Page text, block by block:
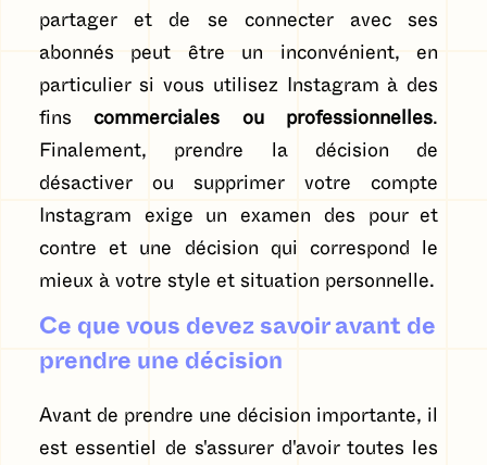
partager et de se connecter avec ses
abonnés peut être un inconvénient, en
particulier si vous utilisez Instagram à des
finscommerciales ou professionnelles.
Finalement, prendre la décision de
désactiver ou supprimer votre compte
Instagram exige un examen des pour et
contre et une décision qui correspond le
mieux à votre style et situation personnelle.
Ce que vous devez savoir avant de
prendre une décision
Avant de prendre une décision importante, il
est essentiel de s'assurer d'avoir toutes les